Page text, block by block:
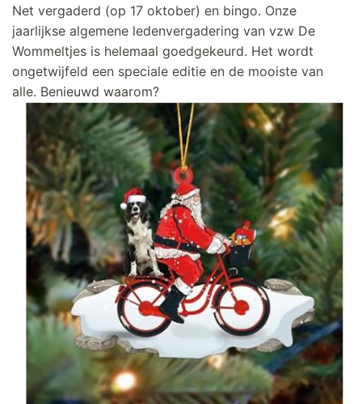
Net vergaderd (op 17 oktober) en bingo. Onze
jaarlijkse algemene ledenvergadering van vzw De
Wommeltjes is helemaal goedgekeurd. Het wordt
ongetwijfeld een speciale editie en de mooiste van
alle. Benieuwd waarom?